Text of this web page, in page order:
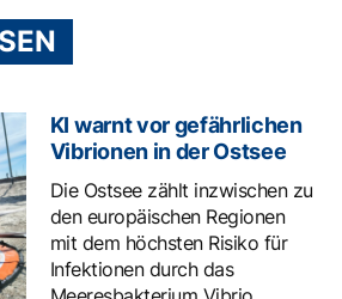
KI warnt vor gefährlichen
Vibrionen in der Ostsee
Die Ostsee zählt inzwischen zu
den europäischen Regionen
mit dem höchsten Risiko für
Infektionen durch das